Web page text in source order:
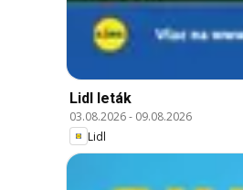
Lidl leták
03.08.2026- 09.08.2026
Lidl